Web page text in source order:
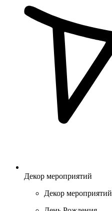
Декор мероприятий
Декор мероприятий